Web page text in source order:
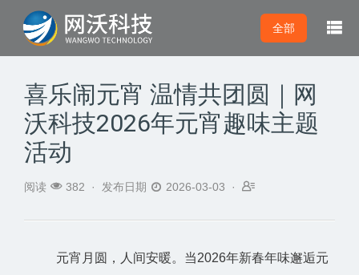

全部
喜乐闹元宵 温情共团圆｜网
沃科技2026年元宵趣味主题
活动
阅读  382 · 发布日期  2026-03-03 · 
元宵月圆，人间安暖。当2026年新春年味邂逅元